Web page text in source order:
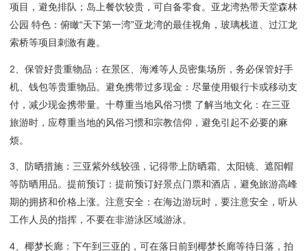
项目，避免排队；岛上餐饮较贵，可自备零食。亚龙湾热带天堂森林
公园 特色：俯瞰“天下第一湾”亚龙湾的最佳视角，玻璃栈道、过江龙
索桥等项目刺激有趣。
2、保管好贵重物品：在景区、海滩等人员密集场所，务必保管好手
机、钱包等贵重物品。避免携带过多现金：尽量使用银行卡或移动支
付，减少现金携带量。十尊重当地风俗习惯 了解当地文化：在三亚
旅游时，应尊重当地的风俗习惯和宗教信仰，避免引起不必要的麻
烦。
3、防晒措施：三亚紫外线较强，记得带上防晒霜、太阳镜、遮阳帽
等防晒用品。提前预订：提前预订好景点门票和酒店，避免旅游高峰
期的拥挤和价格上涨。注意安全：在海边游玩时，要注意安全，听从
工作人员的指挥，不要在非游泳区域游泳。
4、椰梦长廊：下午到三亚的，可在落日前到椰梦长廊等待日落，拍